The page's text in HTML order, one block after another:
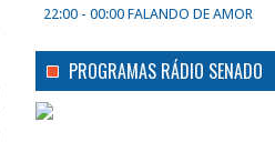
22:00 - 00:00 FALANDO DE AMOR
PROGRAMAS RÁDIO SENADO